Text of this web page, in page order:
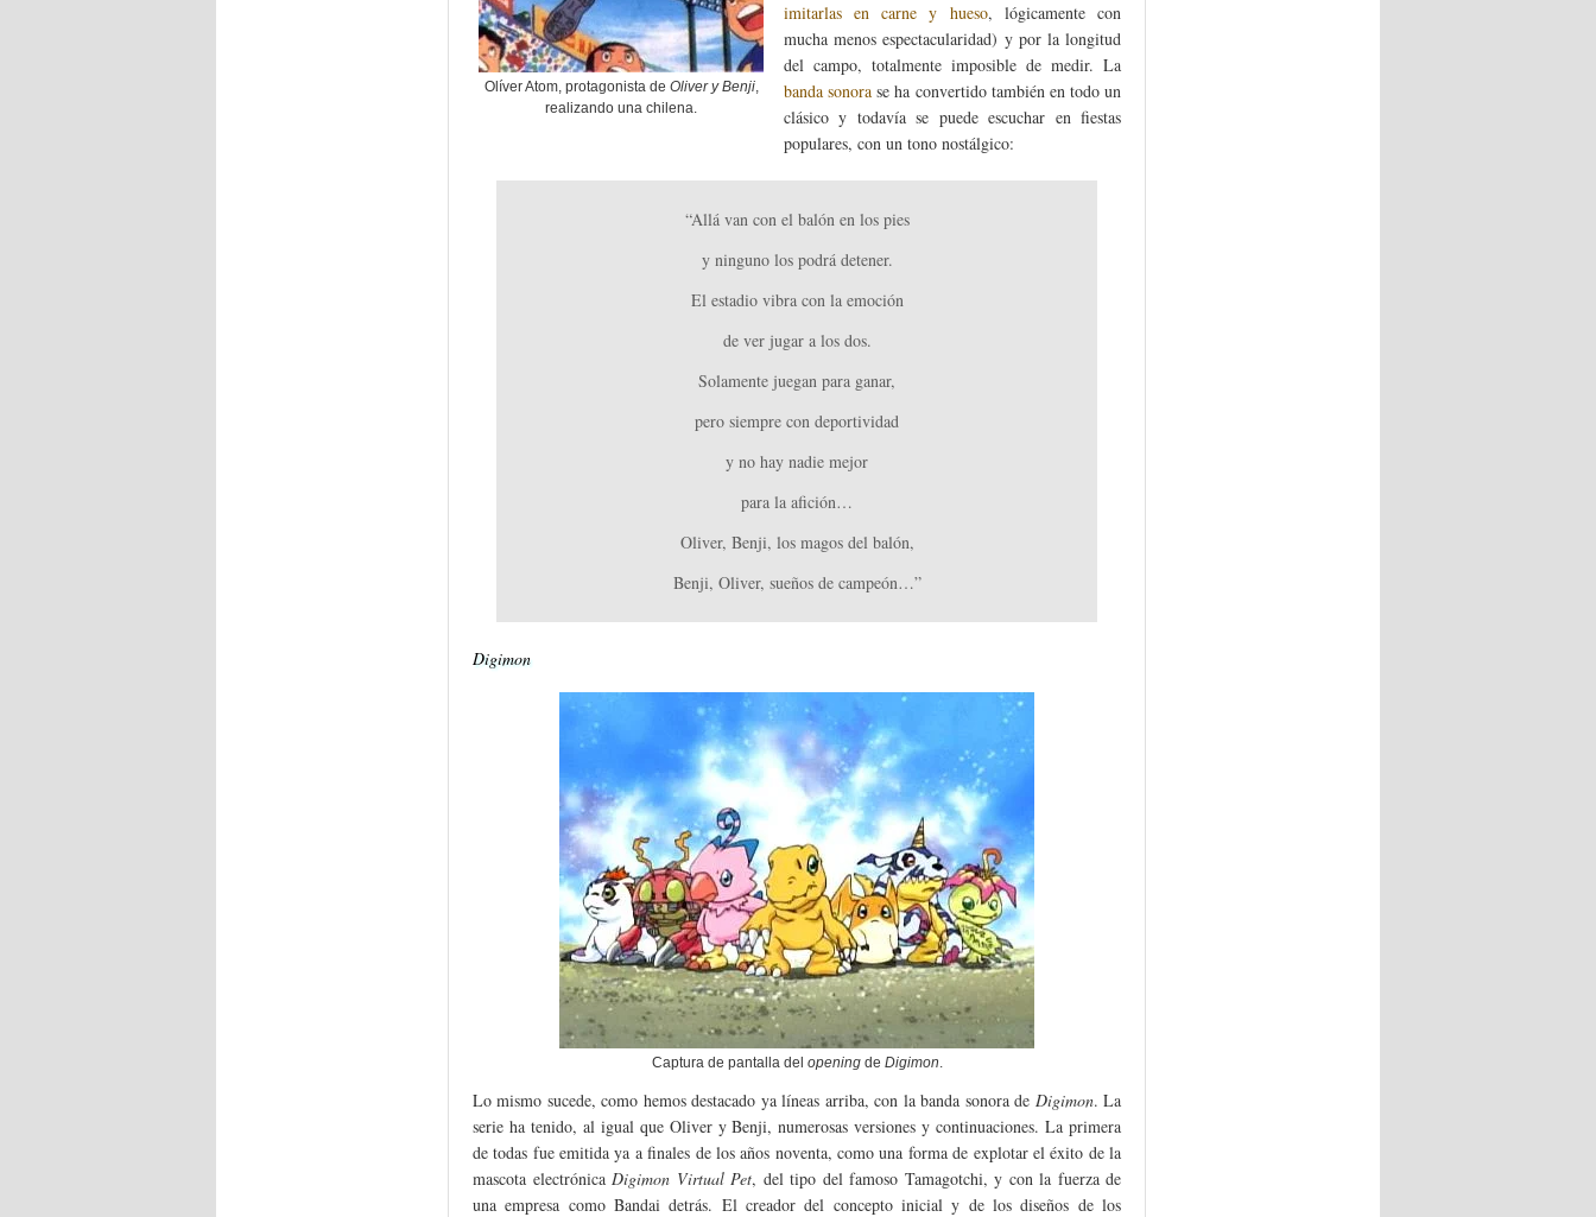
Olíver Atom, protagonista de Oliver y Benji,
realizando una chilena.
imitarlas en carne y hueso, lógicamente con
mucha menos espectacularidad) y por la longitud
del campo, totalmente imposible de medir. La
banda sonora se ha convertido también en todo un
clásico y todavía se puede escuchar en fiestas
populares, con un tono nostálgico:
“Allá van con el balón en los pies
y ninguno los podrá detener.
El estadio vibra con la emoción
de ver jugar a los dos.
Solamente juegan para ganar,
pero siempre con deportividad
y no hay nadie mejor
para la afición…
Oliver, Benji, los magos del balón,
Benji, Oliver, sueños de campeón…”
Digimon
Captura de pantalla del openingde Digimon.
Lo mismo sucede, como hemos destacado ya líneas arriba, con la banda sonora de Digimon. La
serie ha tenido, al igual que Oliver y Benji, numerosas versiones y continuaciones. La primera
de todas fue emitida ya a finales de los años noventa, como una forma de explotar el éxito de la
mascota electrónica Digimon Virtual Pet, del tipo del famoso Tamagotchi, y con la fuerza de
una empresa como Bandai detrás. El creador del concepto inicial y de los diseños de los